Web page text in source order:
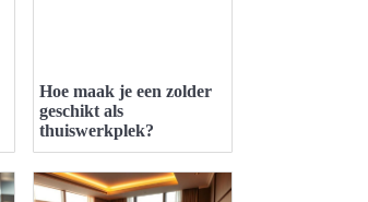
Hoe maak je een zolder
geschikt als
thuiswerkplek?